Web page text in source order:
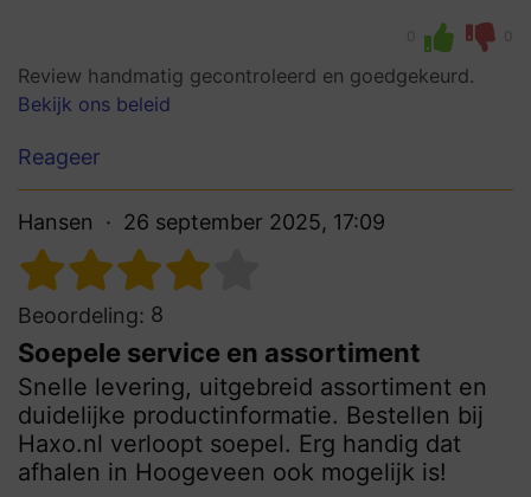
0 0
Review handmatig gecontroleerd en goedgekeurd.
Bekijk ons beleid
Reageer
Hansen 26 september 2025, 17:09
Beoordeling: 8
Soepele service en assortiment
Snelle levering, uitgebreid assortiment en
duidelijke productinformatie. Bestellen bij
Haxo.nl verloopt soepel. Erg handig dat
afhalen in Hoogeveen ook mogelijk is!